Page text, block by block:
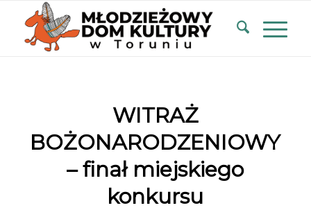
WITRAŻ
BOŻONARODZENIOWY
– finał miejskiego
konkursu